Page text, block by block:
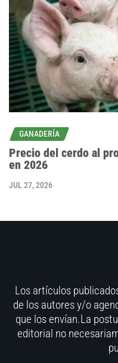
GANADERÍA
Precio del cerdo al
en 2026
JUL 27, 2026
Los artículos
de los autores y/o
que los envían.La
editorial no